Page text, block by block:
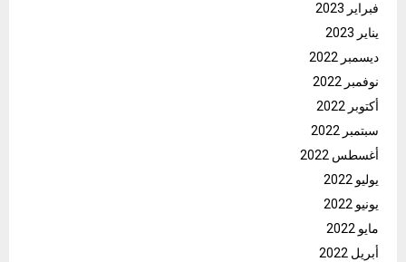
فبراير 2023
يناير 2023
ديسمبر 2022
نوفمبر 2022
أكتوبر 2022
سبتمبر 2022
أغسطس 2022
يوليو 2022
يونيو 2022
مايو 2022
أبريل 2022